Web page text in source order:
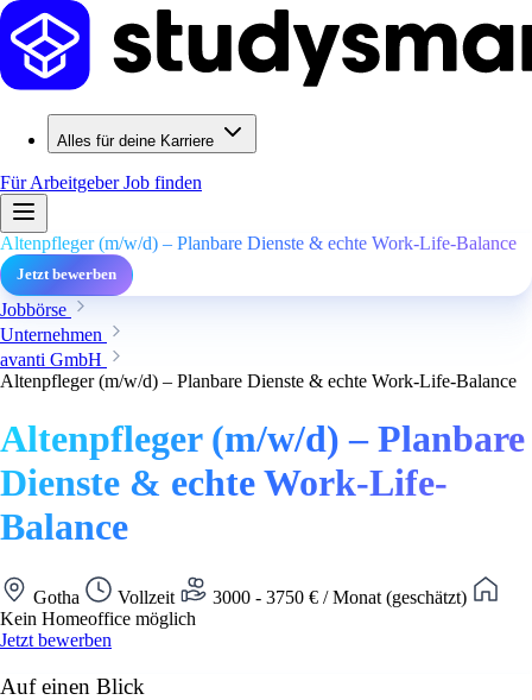
Alles für deine Karriere
Für ArbeitgeberJob finden
Altenpfleger (m/w/d) – Planbare Dienste & echte Work-Life-Balance
Jetzt bewerben
Jobbörse
Unternehmen
avanti GmbH
Altenpfleger (m/w/d) – Planbare Dienste & echte Work-Life-Balance
Altenpfleger (m/w/d) – Planbare
Dienste & echte Work-Life-
Balance
Gotha Vollzeit
3000 - 3750 € / Monat (geschätzt)
Kein Homeoffice möglich
Jetzt bewerben
Auf einen Blick